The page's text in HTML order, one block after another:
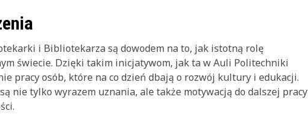
i Bibliotekarza są dowodem na to, jak istotną rolę
świecie. Dzięki takim inicjatywom, jak ta w Auli Politechniki
pracy osób, które na co dzień dbają o rozwój kultury i edukacji.
nie tylko wyrazem uznania, ale także motywacją do dalszej pracy